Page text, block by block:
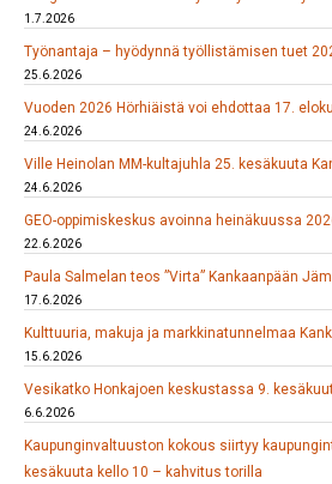
1.7.2026
Työnantaja – hyödynnä työllistämisen tuet
25.6.2026
Vuoden 2026 Hörhiäistä voi ehdottaa 17.
24.6.2026
Ville Heinolan MM-kultajuhla 25. kesäkuuta
24.6.2026
GEO-oppimiskeskus avoinna heinäkuussa
22.6.2026
Paula Salmelan teos ”Virta” Kankaanpään
17.6.2026
Kulttuuria, makuja ja markkinatunnelmaa
15.6.2026
Vesikatko Honkajoen keskustassa 9.
6.6.2026
Kaupunginvaltuuston kokous siirtyy
kesäkuuta kello 10 – kahvitus torilla